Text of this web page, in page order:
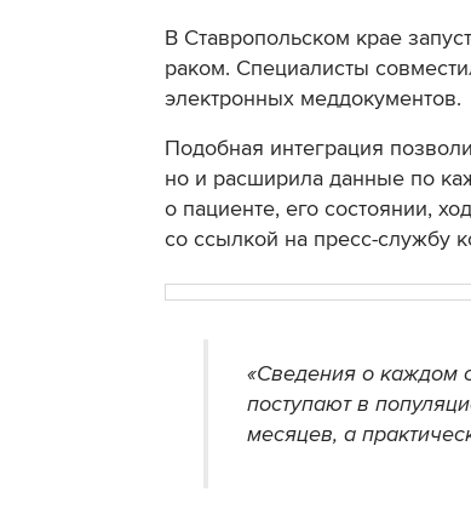
В Ставропольском крае
раком. Специалисты
электронных меддокументов.
Подобная интеграция
но и расширила данные по
о пациенте, его состоянии,
со ссылкой на пресс-службу
«Сведения о каждом
поступают в
месяцев, а